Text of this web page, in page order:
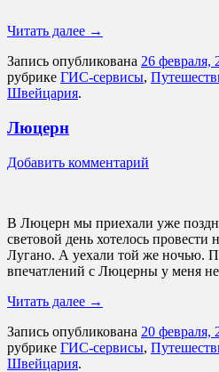
Читать далее →
Запись опубликована 26 февраля,
рубрике ГИС-сервисы,
Швейцария.
Люцерн
Добавить комментарий
В Люцерн мы приехали уже
световой день хотелось провести
Лугано. А уехали той же ночью.
впечатлений с Люцерны у меня
Читать далее →
Запись опубликована 20 февраля,
рубрике ГИС-сервисы,
Швейцария.